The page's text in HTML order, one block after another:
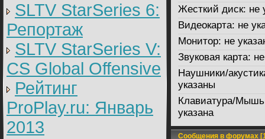
SLTV StarSeries 6:
Репортаж
SLTV StarSeries V:
CS Global Offensive
Рейтинг
ProPlay.ru: Январь
2013
Жесткий диск: не
Видеокарта: не
Монитор: не
Звуковая карта:
Наушники/
указаны
Клавиатура/
указана
Сообщения в форумах